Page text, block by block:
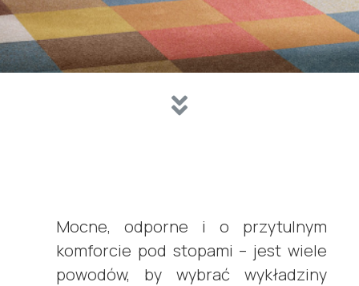
Mocne, odporne i o przytulnym
komforcie pod stopami – jest wiele
powodów, by wybrać wykładziny